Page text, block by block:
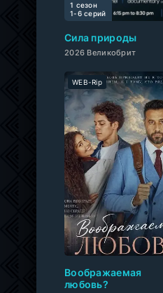
Сила природы
2026 Великобрит
1 сезон
1-6 cерий
Воображаемая
любовь?
WEB-Rip